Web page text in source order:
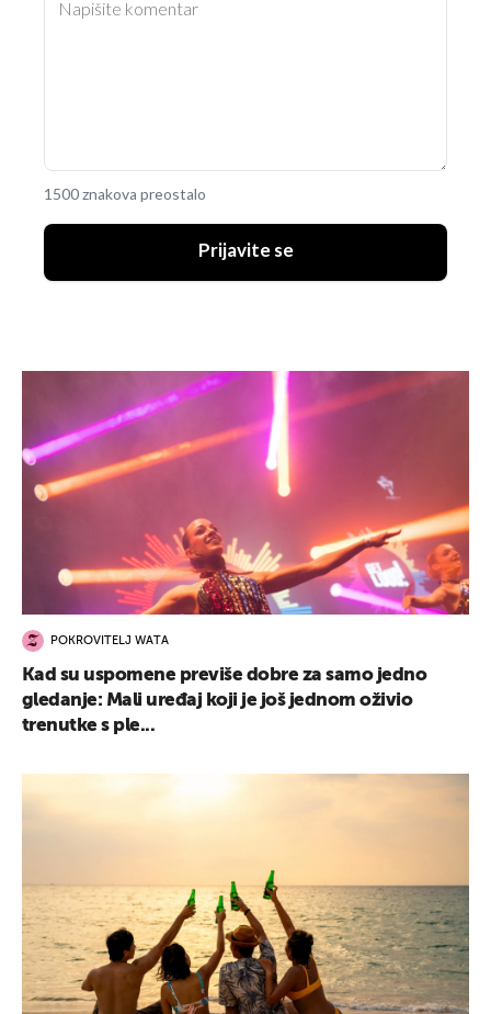
1500 znakova preostalo
Prijavite se
POKROVITELJ WATA
Kad su uspomene previše dobre za samo jedno
gledanje: Mali uređaj koji je još jednom oživio
trenutke s ple...